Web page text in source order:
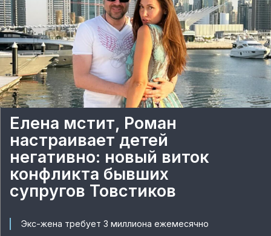
Елена мстит, Роман
настраивает детей
негативно: новый виток
конфликта бывших
супругов Товстиков
Экс-жена требует 3 миллиона ежемесячно